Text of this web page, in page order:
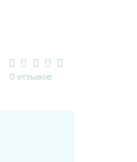
0 отзывов